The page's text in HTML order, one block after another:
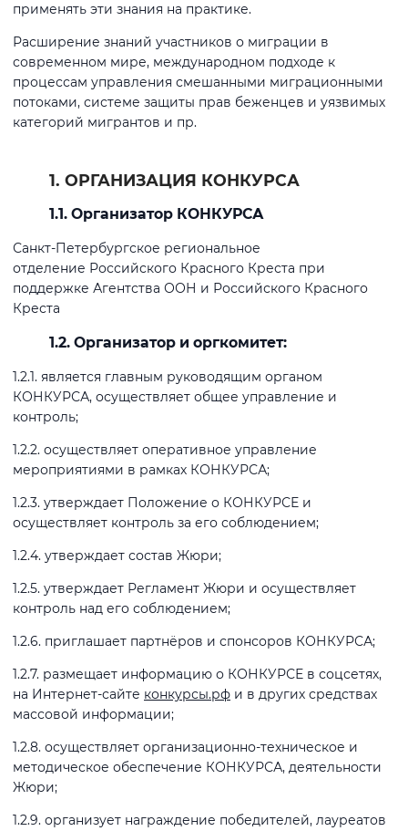
применять эти знания на практике.
Расширение знаний участников о миграции в
современном мире, международном подходе к
процессам управления смешанными миграционными
потоками, системе защиты прав беженцев и уязвимых
категорий мигрантов и пр.
1. ОРГАНИЗАЦИЯ КОНКУРСА
1.1. Организатор КОНКУРСА
Санкт-Петербургское региональное
отделение Российского Красного Креста при
поддержке Агентства ООН и Российского Красного
Креста
1.2. Организатор и оргкомитет:
1.2.1. является главным руководящим органом
КОНКУРСА, осуществляет общее управление и
контроль;
1.2.2. осуществляет оперативное управление
мероприятиями в рамках КОНКУРСА;
1.2.3. утверждает Положение о КОНКУРСЕ и
осуществляет контроль за его соблюдением;
1.2.4. утверждает состав Жюри;
1.2.5. утверждает Регламент Жюри и осуществляет
контроль над его соблюдением;
1.2.6. приглашает партнёров и спонсоров КОНКУРСА;
1.2.7. размещает информацию о КОНКУРСЕ в соцсетях,
на Интернет-сайте конкурсы.рф и в других средствах
массовой информации;
1.2.8. осуществляет организационно-техническое и
методическое обеспечение КОНКУРСА, деятельности
Жюри;
1.2.9. организует награждение победителей, лауреатов